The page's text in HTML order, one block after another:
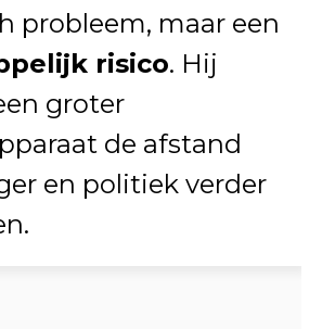
probleem, maar een
risico. Hij
groter
de afstand
en politiek verder